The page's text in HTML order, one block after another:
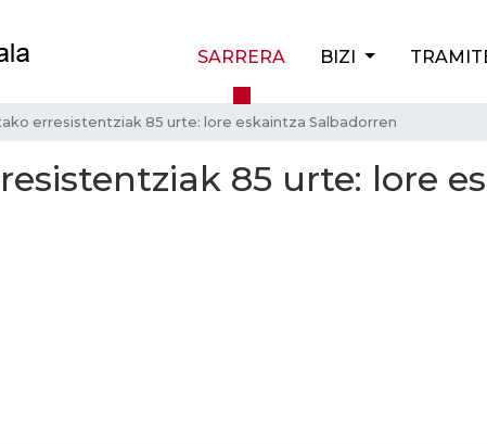
SARRERA BIZI
erresistentziak 85 urte: lore eskaintza Salbadorren
85 urte: lore